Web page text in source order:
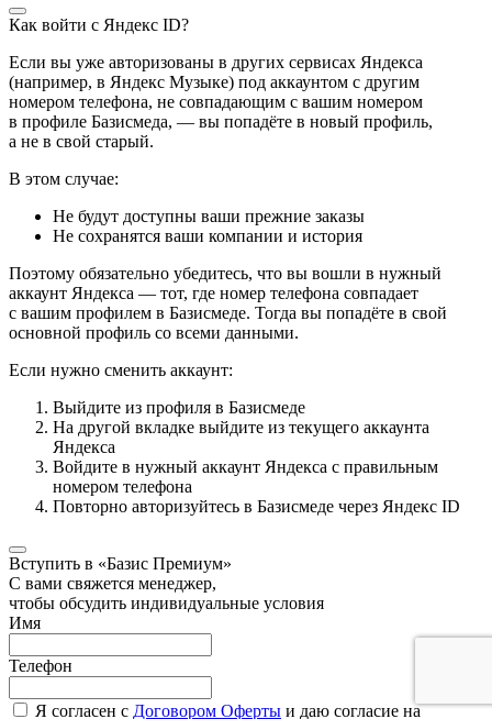
Как войти с Яндекс ID?
Если вы уже авторизованы в других сервисах Яндекса
(например, в Яндекс Музыке) под аккаунтом с другим
номером телефона, не совпадающим с вашим номером
в профиле Базисмеда, — вы попадёте в новый профиль,
а не в свой старый.
В этом случае:
Не будут доступны ваши прежние заказы
Не сохранятся ваши компании и история
Поэтому обязательно убедитесь, что вы вошли в нужный
аккаунт Яндекса — тот, где номер телефона совпадает
с вашим профилем в Базисмеде. Тогда вы попадёте в свой
основной профиль со всеми данными.
Если нужно сменить аккаунт:
Выйдите из профиля в Базисмеде
На другой вкладке выйдите из текущего аккаунта
Яндекса
Войдите в нужный аккаунт Яндекса с правильным
номером телефона
Повторно авторизуйтесь в Базисмеде через Яндекс ID
Вступить в «Базис Премиум»
С вами свяжется менеджер,
чтобы обсудить индивидуальные условия
Имя
Телефон
Я согласен с Договором Оферты и даю согласие на